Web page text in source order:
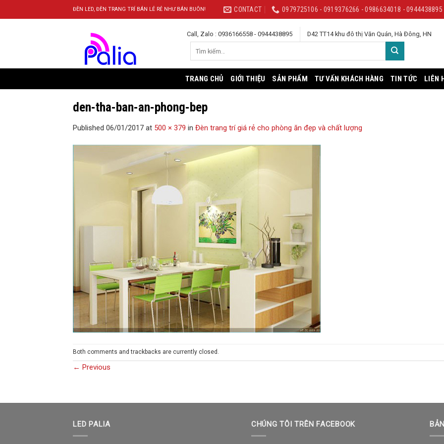
to
ĐÈN LED, ĐÈN TRANG TRÍ BÁN LẺ RẺ NHƯ BÁN BUÔN! CONTACT 0979725106 - 0919376266 - 0986634018 - 0944438895
Call, Zalo : 0936166558 - 0944438895 D42 TT14 khu đô thị Văn Quán, Hà Đông, HN
TRANG CHỦ GIỚI THIỆU SẢN PHẨM TƯ VẤN KHÁCH HÀNG TIN TỨC LIÊN
den-tha-ban-an-phong-bep
Published 06/01/2017 at 500 × 379 in Đèn trang trí giá rẻ cho phòng ăn đẹp và chất lượng
Both comments and trackbacks are currently closed.
← Previous
LED PALIA CHÚNG TÔI TRÊN FACEBOOK